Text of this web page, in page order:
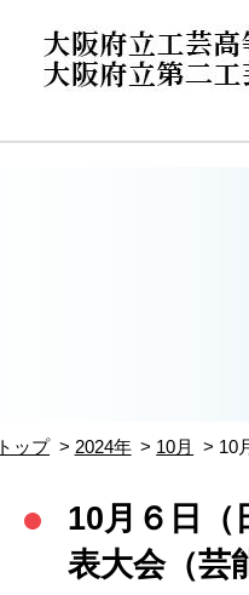
トップ 2024年 10月 10
10月６日
表大会（芸